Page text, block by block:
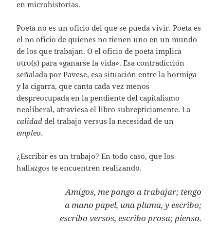
en microhistorias.
Poeta no es un oficio del que se pueda vivir. Poeta es
el no oficio de quienes no tienen uno en un mundo
de los que trabajan. O el oficio de poeta implica
otro(s) para «ganarse la vida». Esa contradicción
señalada por Pavese, esa situación entre la hormiga
y la cigarra, que canta cada vez menos
despreocupada en la pendiente del capitalismo
neoliberal, atraviesa el libro subrepticiamente. La
calidaddel trabajo versus la necesidad de un
empleo.
¿Escribir es un trabajo? En todo caso, que los
hallazgos te encuentren realizando.
Amigos, me pongo a trabajar; tengo
a mano papel, una pluma, y escribo;
escribo versos, escribo prosa; pienso.